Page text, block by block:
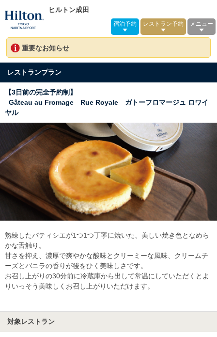
ヒルトン成田
宿泊予約 レストラン予約 メニュー
重要なお知らせ
レストランプラン
【3日前の完全予約制】
Gâteau au Fromage Rue Royale ガトーフロマージュ ロワイ
ヤル
熟練したパティシエが1つ1つ丁寧に焼いた、美しい焼き色となめら
かな舌触り。
甘さを抑え、濃厚で爽やかな酸味とクリーミーな風味、クリームチ
ーズとバニラの香りが後をひく美味しさです。
お召し上がりの30分前に冷蔵庫から出して常温にしていただくとよ
りいっそう美味しくお召し上がりいただけます。
対象レストラン